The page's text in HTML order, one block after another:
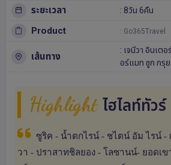
ระยะเวลา
: 8วัน 6คืน
Product : Go365Travel
เส้นทาง
: เจนีวา อินเตอ
อร์แมท ซูก กรุ
Highlight ไฮไลท์ทัวร์
ซูริค - น้ำตกไรน์ - ชไตน์ อัม ไรน์ -
วา - ปราสาทชิลยอง - โลซานน์- ยอดเข